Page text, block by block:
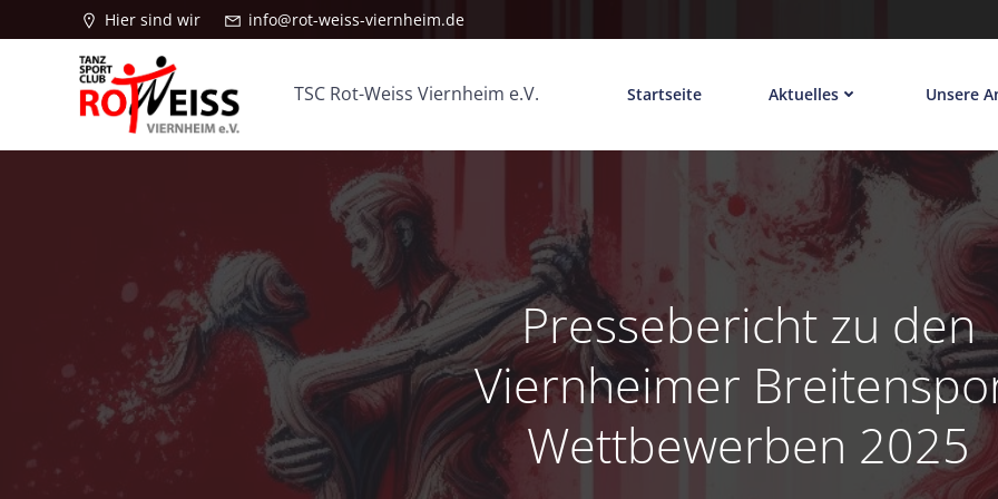
Inhalt
Hier sind wir info@rot-weiss-viernheim.de
TSC Rot-Weiss Viernheim e.V. Startseite Aktuelles Unsere
Pressebericht zu den
Viernheimer
Wettbewerben 2025